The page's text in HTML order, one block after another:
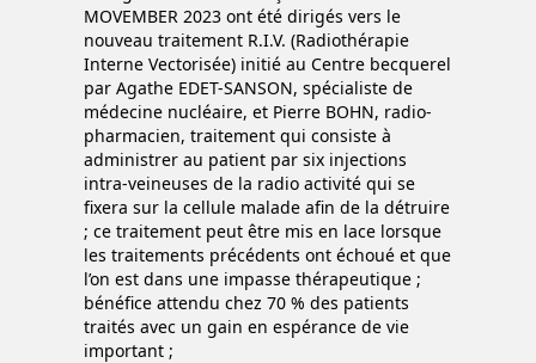
MOVEMBER 2023 ont été dirigés vers le
nouveau traitement R.I.V. (Radiothérapie
Interne Vectorisée) initié au Centre becquerel
par Agathe EDET-SANSON, spécialiste de
médecine nucléaire, et Pierre BOHN, radio-
pharmacien, traitement qui consiste à
administrer au patient par six injections
intra-veineuses de la radio activité qui se
fixera sur la cellule malade afin de la détruire
; ce traitement peut être mis en lace lorsque
les traitements précédents ont échoué et que
l’on est dans une impasse thérapeutique ;
bénéfice attendu chez 70 % des patients
traités avec un gain en espérance de vie
important ;